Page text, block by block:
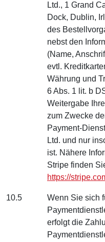
Ltd., 1 Grand
Dock, Dublin,
des
nebst den
(Name,
evtl.
Währung und
6 Abs. 1 lit. b
Weitergabe
zum Zwecke
Payment-
Ltd. und nur
ist. Nähere
Stripe finden
https://
10.5
Wenn Sie sich
erfolgt die